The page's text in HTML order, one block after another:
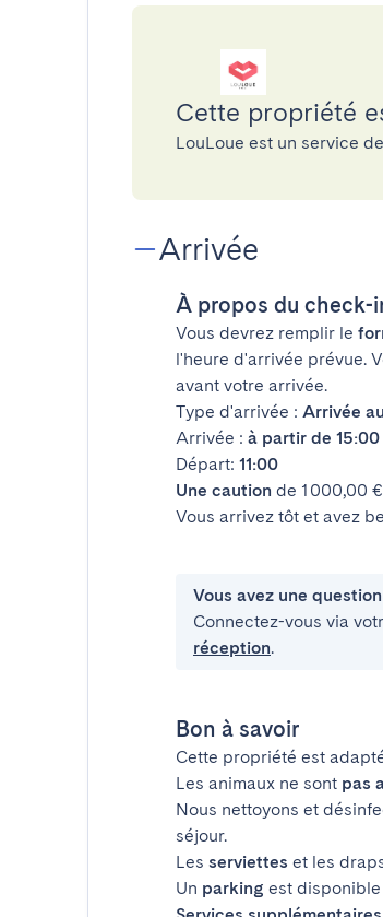
Cette propriété
LouLoue est un service
Arrivée
À propos du check-
Vous devrez remplir le
l'heure d'arrivée prévue.
avant votre arrivée.
Type d'arrivée : Arrivée
Arrivée : à partir de 15:00
Départ: 11:00
Une caution de 1 000,00
Vous arrivez tôt et avez
Vous avez une
Connectez-vous via
réception.
Bon à savoir
Cette propriété est
Les animaux ne sont pas
Nous nettoyons et
séjour.
Les serviettes et les
Un parking est